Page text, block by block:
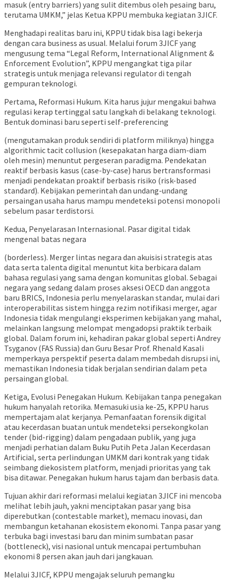
masuk (entry barriers) yang sulit ditembus oleh pesaing baru,
terutama UMKM,” jelas Ketua KPPU membuka kegiatan 3JICF.
Menghadapi realitas baru ini, KPPU tidak bisa lagi bekerja
dengan cara business as usual. Melalui forum 3JICF yang
mengusung tema “Legal Reform, International Alignment &
Enforcement Evolution”, KPPU mengangkat tiga pilar
strategis untuk menjaga relevansi regulator di tengah
gempuran teknologi.
Pertama, Reformasi Hukum. Kita harus jujur mengakui bahwa
regulasi kerap tertinggal satu langkah di belakang teknologi.
Bentuk dominasi baru seperti self-preferencing
(mengutamakan produk sendiri di platform miliknya) hingga
algorithmic tacit collusion (kesepakatan harga diam-diam
oleh mesin) menuntut pergeseran paradigma. Pendekatan
reaktif berbasis kasus (case-by-case) harus bertransformasi
menjadi pendekatan proaktif berbasis risiko (risk-based
standard). Kebijakan pemerintah dan undang-undang
persaingan usaha harus mampu mendeteksi potensi monopoli
sebelum pasar terdistorsi.
Kedua, Penyelarasan Internasional. Pasar digital tidak
mengenal batas negara
(borderless). Merger lintas negara dan akuisisi strategis atas
data serta talenta digital menuntut kita berbicara dalam
bahasa regulasi yang sama dengan komunitas global. Sebagai
negara yang sedang dalam proses aksesi OECD dan anggota
baru BRICS, Indonesia perlu menyelaraskan standar, mulai dari
interoperabilitas sistem hingga rezim notifikasi merger, agar
Indonesia tidak mengulangi eksperimen kebijakan yang mahal,
melainkan langsung melompat mengadopsi praktik terbaik
global. Dalam forum ini, kehadiran pakar global seperti Andrey
Tsyganov (FAS Russia) dan Guru Besar Prof. Rhenald Kasali
memperkaya perspektif peserta dalam membedah disrupsi ini,
memastikan Indonesia tidak berjalan sendirian dalam peta
persaingan global.
Ketiga, Evolusi Penegakan Hukum. Kebijakan tanpa penegakan
hukum hanyalah retorika. Memasuki usia ke-25, KPPU harus
mempertajam alat kerjanya. Pemanfaatan forensik digital
atau kecerdasan buatan untuk mendeteksi persekongkolan
tender (bid-rigging) dalam pengadaan publik, yang juga
menjadi perhatian dalam Buku Putih Peta Jalan Kecerdasan
Artificial, serta perlindungan UMKM dari kontrak yang tidak
seimbang diekosistem platform, menjadi prioritas yang tak
bisa ditawar. Penegakan hukum harus tajam dan berbasis data.
Tujuan akhir dari reformasi melalui kegiatan 3JICF ini mencoba
melihat lebih jauh, yakni menciptakan pasar yang bisa
diperebutkan (contestable market), memacu inovasi, dan
membangun ketahanan ekosistem ekonomi. Tanpa pasar yang
terbuka bagi investasi baru dan minim sumbatan pasar
(bottleneck), visi nasional untuk mencapai pertumbuhan
ekonomi 8 persen akan jauh dari jangkauan.
Melalui 3JICF, KPPU mengajak seluruh pemangku